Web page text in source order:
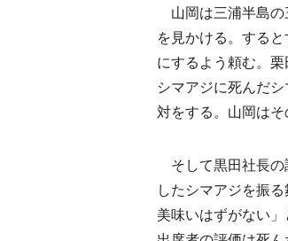
山岡は三浦半島の
を見かける。する
にするよう頼む。
シマアジに死んだ
対をする。山岡はそ
そして黒田社長の
したシマアジを振
美味いはずがない」